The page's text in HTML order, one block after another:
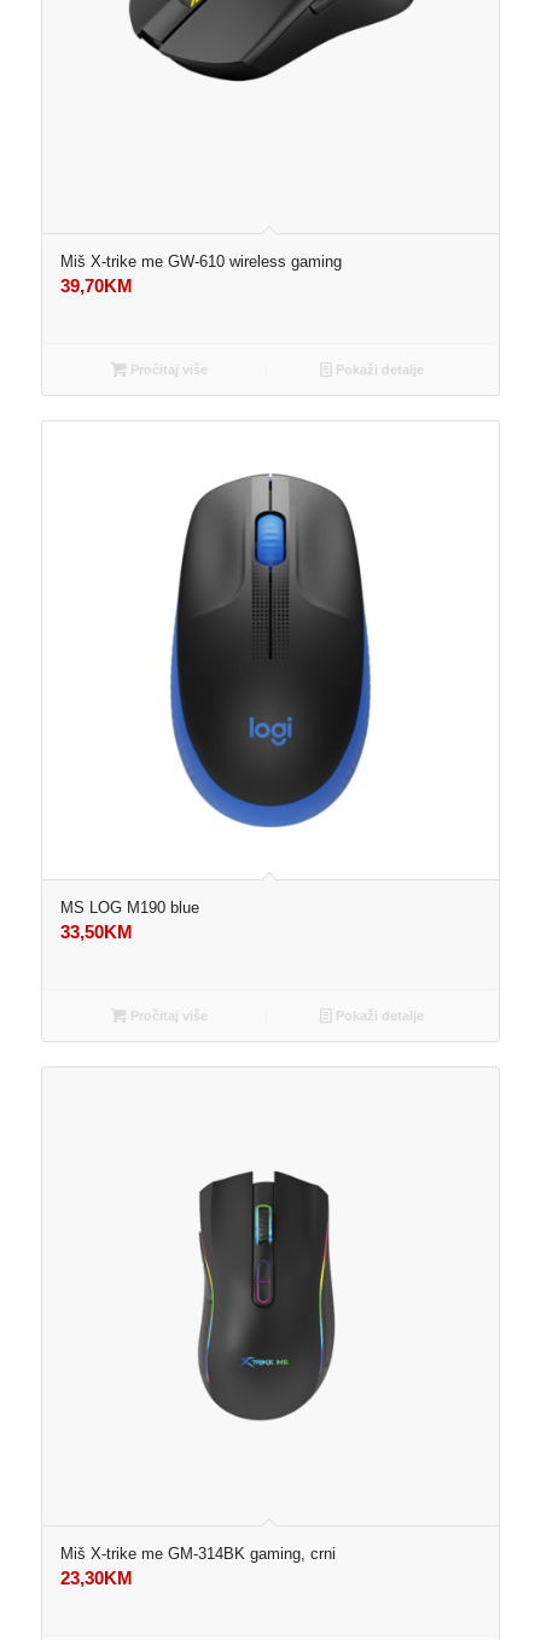
Miš X-trike me GW-610 wireless gaming
39,70KM
Pročitaj više Pokaži detalje
MS LOG M190 blue
33,50KM
Pročitaj više Pokaži detalje
Miš X-trike me GM-314BK gaming, crni
23,30KM